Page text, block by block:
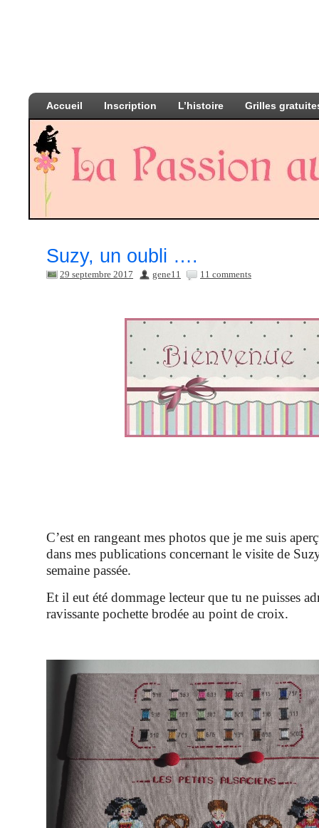
Accueil Inscription L’histoire Grilles
Suzy, un oubli ….
29 septembre 2017 gene11 11 comments
C’est en rangeant mes photos que je me suis
dans mes publications concernant le visite de
semaine passée.
Et il eut été dommage lecteur que tu ne puisses
ravissante pochette brodée au point de croix.